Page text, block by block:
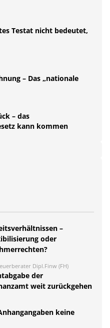
Testat nicht bedeutet,
– Das „nationale
– das
kann kommen
–
oder
Dipl.Finw (FH)
der
weit zurückgehen
keine